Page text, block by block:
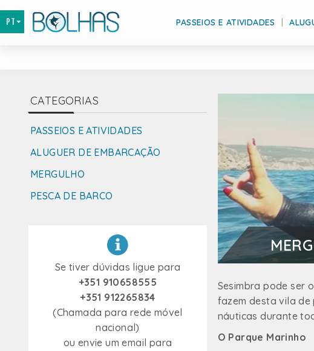
PASSEIOS E ATIVIDADES
Sesimbra pode ser
fazem desta vila
náuticas durante
O Parque Marinho
CATEGORIAS
PASSEIOS E ATIVIDADES
ALUGUER DE EMBARCAÇÃO
MERGULHO
PESCA DE BARCO
Se tiver dúvidas ligue para
+351 910658555
+351 912265834
(Chamada para rede móvel
nacional)
ou envie um email para